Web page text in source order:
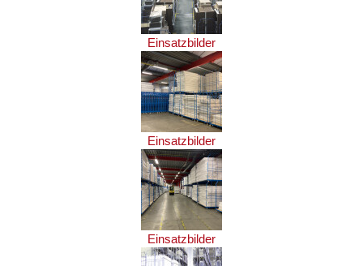
Einsatzbilder
Einsatzbilder
Einsatzbilder